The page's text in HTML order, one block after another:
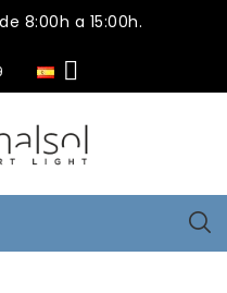
8:00h a 15:00h.
